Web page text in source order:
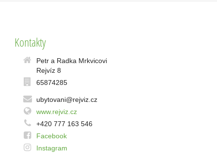
Kontakty
Petr a Radka Mrkvicovi
Rejvíz 8
65874285
ubytovani@rejviz.cz
www.rejviz.cz
+420 777 163 546
Facebook
Instagram